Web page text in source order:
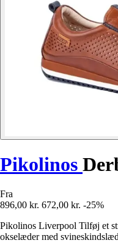
Pikolinos
Fra
896,00 kr. 672,00 kr. -25%
Pikolinos Liverpool Tilføj et
okselæder med